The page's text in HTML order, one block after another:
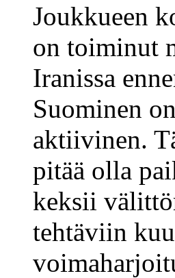
Joukkueen
on toiminut
Iranissa
Suominen
aktiivinen.
pitää olla
keksii
tehtäviin